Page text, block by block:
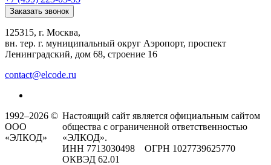
Заказать звонок
125315, г. Москва,
вн. тер. г. муниципальный округ Аэропорт, проспект
Ленинградский, дом 68, строение 16
contact@elcode.ru
1992–2026 ©
ООО
«ЭЛКОД»
Настоящий сайт является официальным сайтом
общества с ограниченной ответственностью
«ЭЛКОД».
ИНН 7713030498 ОГРН 1027739625770
ОКВЭД 62.01